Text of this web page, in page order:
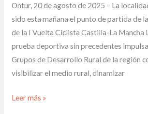
Ontur, 20 de agosto de 2025 – La
sido esta mañana el punto de partida de
de la I Vuelta Ciclista Castilla-La Mancha
prueba deportiva sin precedentes
Grupos de Desarrollo Rural de la región
visibilizar el medio rural, dinamizar
Leer más »